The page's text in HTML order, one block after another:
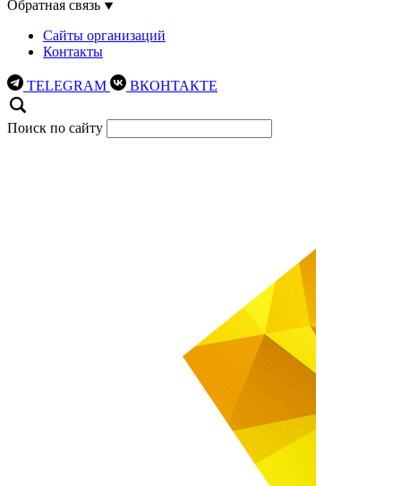
Обратная связь
Сайты организаций
Контакты
TELEGRAM ВКОНТАКТЕ
Поиск по сайту